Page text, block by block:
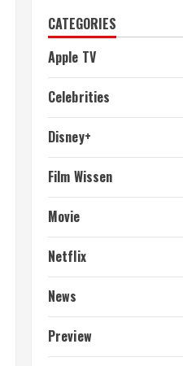
CATEGORIES
Apple TV
Celebrities
Disney+
Film Wissen
Movie
Netflix
News
Preview